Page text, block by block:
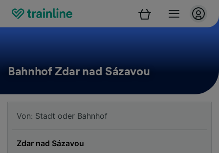
Bahnhof Zdar nad Sázavou